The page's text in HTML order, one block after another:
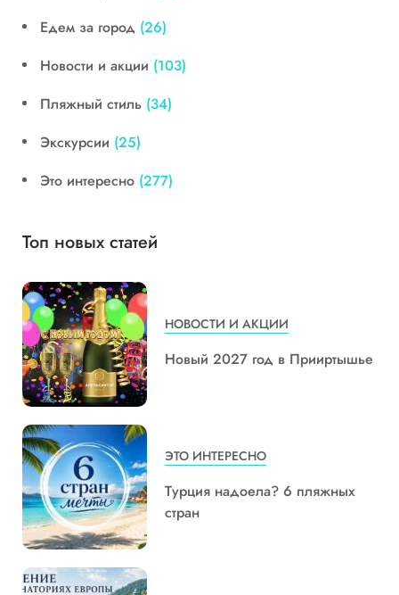
Едем за город (26)
Новости и акции (103)
Пляжный стиль (34)
Экскурсии (25)
Это интересно (277)
Топ новых статей
НОВОСТИ И АКЦИИ
Новый 2027 год в Прииртышье
ЭТО ИНТЕРЕСНО
Турция надоела? 6 пляжных
стран